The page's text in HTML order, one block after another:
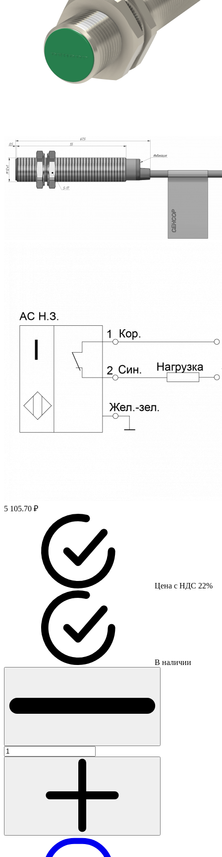
5 105.70 ₽
Цена с НДС 22%
В наличии